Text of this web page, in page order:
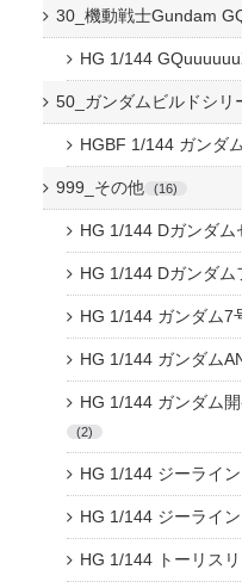
30_機動戦士Gundam
HG 1/144
50_ガンダムビルドシリ
HGBF 1/144 ガンダ
999_その他 16
HG 1/144 Dガンダム
HG 1/144 Dガンダム
HG 1/144 ガンダム7
HG 1/144 ガンダム
HG 1/144 ガンダム
2
HG 1/144 ジーライ
HG 1/144 ジーライ
HG 1/144 トーリス